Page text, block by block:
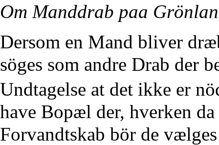
Om Manddrab paa
Dersom en Mand bliver
söges som andre Drab der
Undtagelse at det ikke er
have Bopæl der, hverken
Forvandtskab bör de